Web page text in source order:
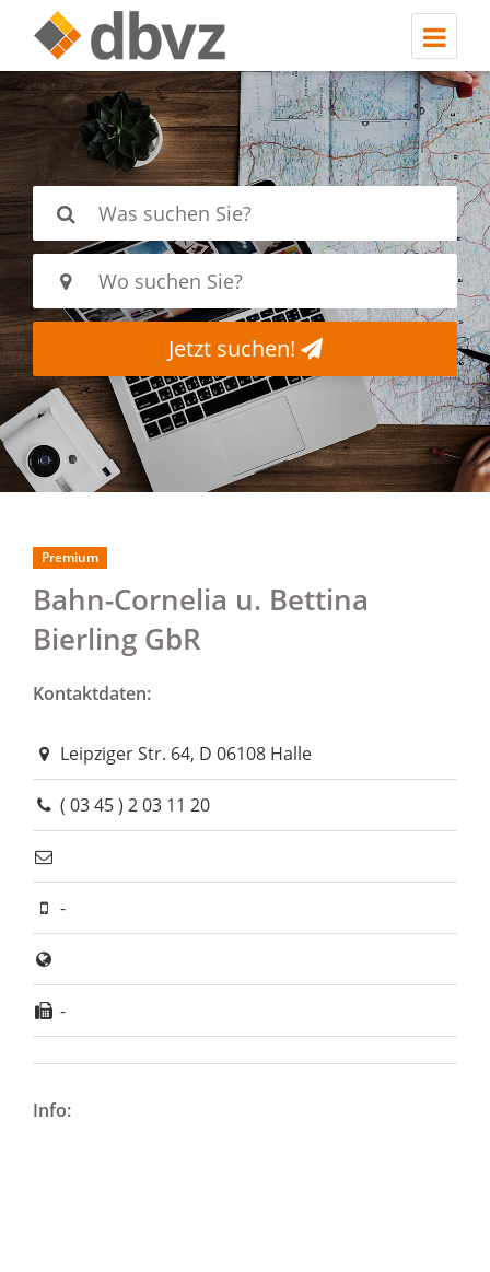
Jetzt suchen!
Bahn-Cornelia u. Bettina
Bierling GbR
Premium
Kontaktdaten:
Leipziger Str. 64, D 06108 Halle
( 03 45 ) 2 03 11 20
-
-
Info: